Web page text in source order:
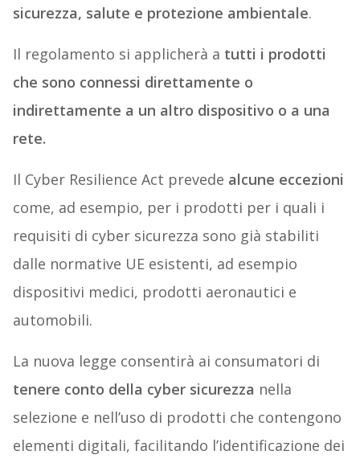
sicurezza, salute e protezione ambientale.
Il regolamento si applicherà a tutti i prodotti
che sono connessi direttamente o
indirettamente a un altro dispositivo o a una
rete.
Il Cyber Resilience Act prevede alcune eccezioni
come, ad esempio, per i prodotti per i quali i
requisiti di cyber sicurezza sono già stabiliti
dalle normative UE esistenti, ad esempio
dispositivi medici, prodotti aeronautici e
automobili.
La nuova legge consentirà ai consumatori di
tenere conto della cyber sicurezza nella
selezione e nell’uso di prodotti che contengono
elementi digitali, facilitando l’identificazione dei